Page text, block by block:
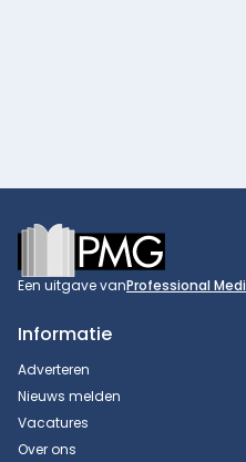
Footer
Een uitgave vanProfessional
Informatie
Adverteren
Nieuws melden
Vacatures
Over ons